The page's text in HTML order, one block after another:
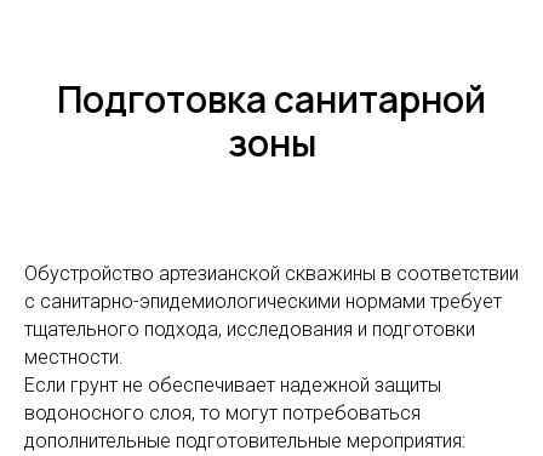
Подготовка санитарной
зоны
Обустройство артезианской скважины в соответствии
с санитарно-эпидемиологическими нормами требует
тщательного подхода, исследования и подготовки
местности.
Если грунт не обеспечивает надежной защиты
водоносного слоя, то могут потребоваться
дополнительные подготовительные мероприятия: